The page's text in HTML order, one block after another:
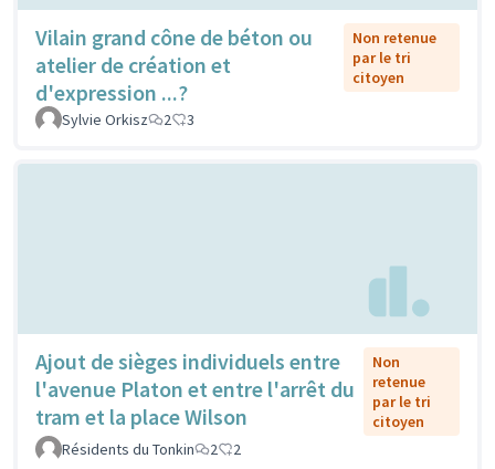
Vilain grand cône de béton ou
atelier de création et
d'expression ...?
Non retenue
par le tri
citoyen
Sylvie Orkisz 2 3
Ajout de sièges individuels entre
l'avenue Platon et entre l'arrêt du
tram et la place Wilson
Non
retenue
par le tri
citoyen
Résidents du Tonkin
2 2